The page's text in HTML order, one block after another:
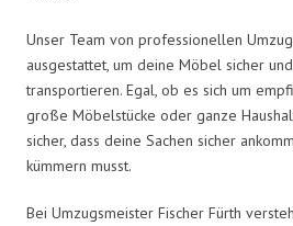
Unser Team von professionellen
ausgestattet, um deine Möbel sicher
transportieren. Egal, ob es sich um
große Möbelstücke oder ganze
sicher, dass deine Sachen sicher
kümmern musst.
Bei Umzugsmeister Fischer Fürth